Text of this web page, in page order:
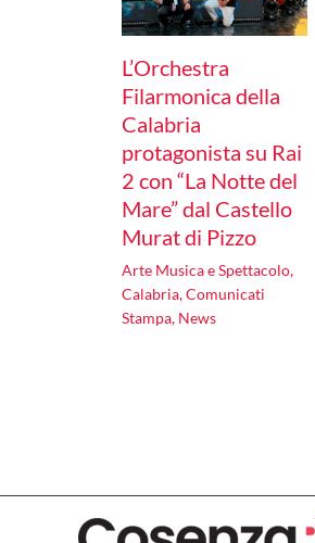
L’Orchestra
Filarmonica della
Calabria
protagonista su Rai
2 con “La Notte del
Mare” dal Castello
Murat di Pizzo
Arte Musica e Spettacolo,
Calabria,Comunicati
Stampa, News